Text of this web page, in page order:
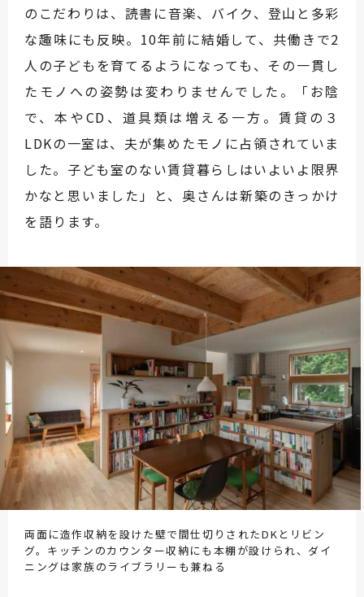
のこだわりは、読書に音楽、バイク、登山と多彩
な趣味にも反映。10年前に結婚して、共働きで2
人の子どもを育てるようになっても、その一貫し
たモノへの姿勢は変わりませんでした。「お陰
で、本やCD、道具類は増える一方。賃貸の３
LDKの一室は、夫が集めたモノに占領されていま
した。子ども室のない賃貸暮らしはいよいよ限界
かなと思いました」と、奥さんは新築のきっかけ
を語ります。
両面に造作収納を設けた壁で間仕切りされたDKとリビン
グ。キッチンのカウンター収納にも本棚が設けられ、ダイ
ニングは家族のライブラリーも兼ねる